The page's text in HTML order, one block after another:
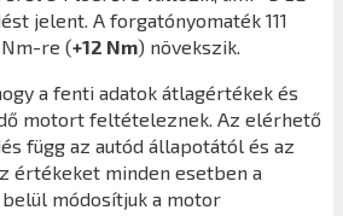
jelent. A forgatónyomaték 111
re (+12 Nm) növekszik.
a fenti adatok átlagértékek és
motort feltételeznek. Az elérhető
függ az autód állapotától és az
értékeket minden esetben a
módosítjuk a motor